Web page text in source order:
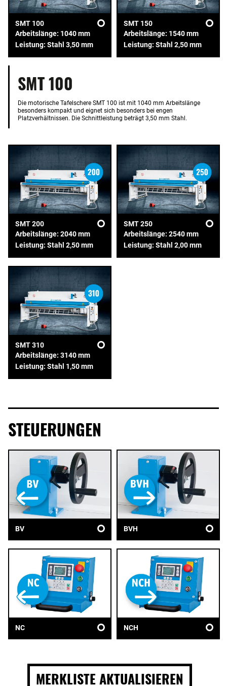
SMT 100
Arbeitslänge: 1040 mm
Leistung: Stahl 3,50 mm
SMT 150
Arbeitslänge: 1540 mm
Leistung: Stahl 2,50 mm
SMT 100
Die motorische Tafelschere SMT 100 ist mit 1040 mm Arbeitslänge
besonders kompakt und eignet sich besonders bei engen
Platzverhältnissen. Die Schnittleistung beträgt 3,50 mm Stahl.
SMT 200
Arbeitslänge: 2040 mm
Leistung: Stahl 2,50 mm
SMT 250
Arbeitslänge: 2540 mm
Leistung: Stahl 2,00 mm
SMT 310
Arbeitslänge: 3140 mm
Leistung: Stahl 1,50 mm
STEUERUNGEN
BV BVH
NC NCH
MERKLISTE AKTUALISIEREN